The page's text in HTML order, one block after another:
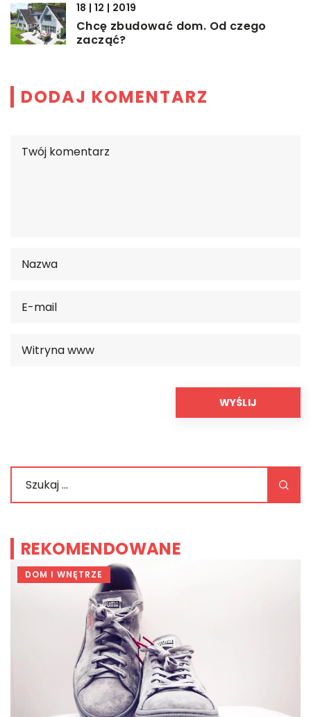
18 | 12 | 2019
Chcę zbudować dom. Od czego
zacząć?
DODAJ KOMENTARZ
REKOMENDOWANE
DOM I WNĘTRZE